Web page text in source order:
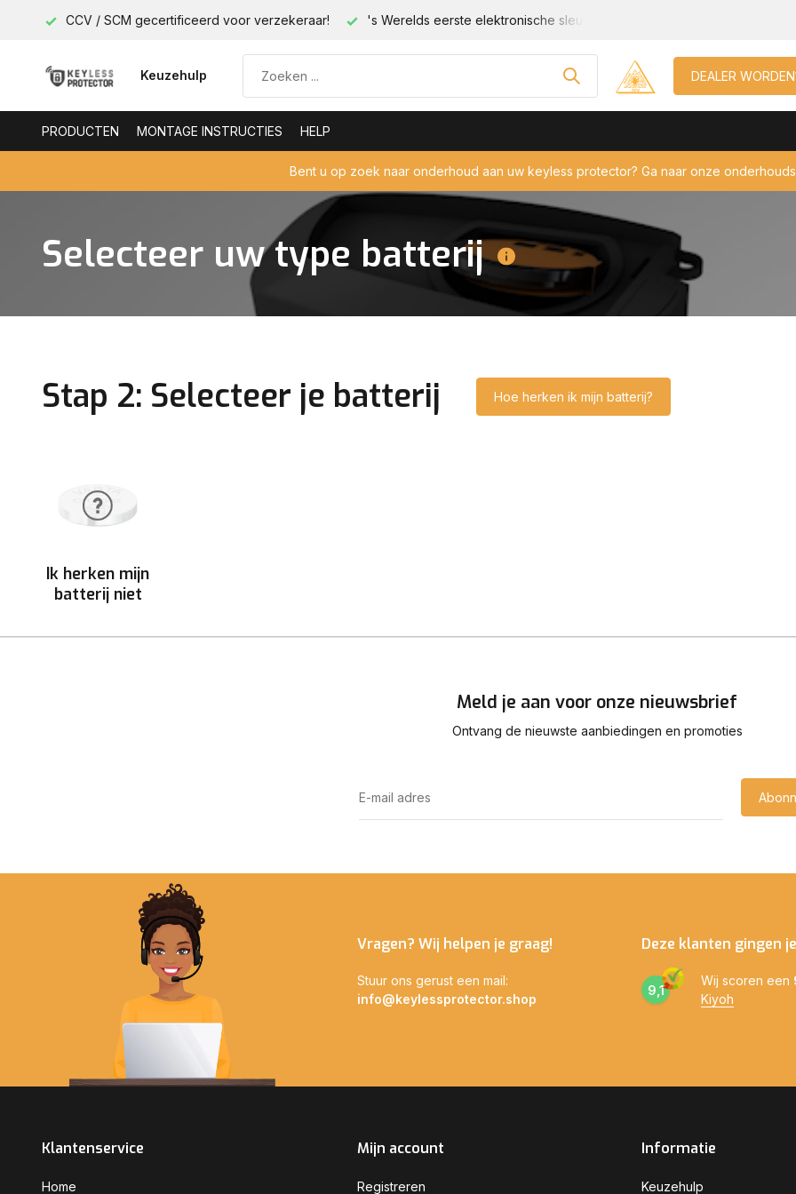
CCV / SCM gecertificeerd voor verzekeraar! 's Werelds eerste elektronische sleutel beveiliging!
Keuzehulp DEALER
PRODUCTEN MONTAGE INSTRUCTIES HELP
Bent u op zoek naar onderhoud aan uw keyless protector? Ga naar onze
Selecteer uw type batterij
Stap 2: Selecteer je batterij Hoe herken ik mijn batterij?
Ik herken mijn
batterij niet
Meld je aan voor onze nieuwsbrief
Ontvang de nieuwste aanbiedingen en promoties
Vragen? Wij helpen je graag!
Stuur ons gerust een mail:
info@keylessprotector.shop
Deze klanten gingen
9,1
Wij scoren een
Kiyoh
Klantenservice
Home
Mijn account
Registreren
Informatie
Keuzehulp